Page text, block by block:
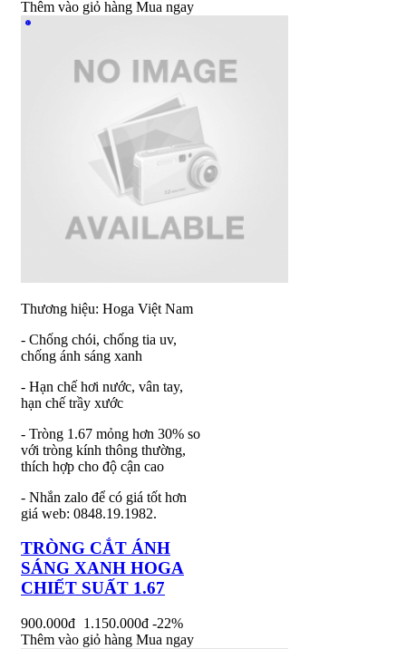
Thêm vào giỏ hàng Mua ngay
Thương hiệu: Hoga Việt Nam
- Chống chói, chống tia uv,
chống ánh sáng xanh
- Hạn chế hơi nước, vân tay,
hạn chế trầy xước
- Tròng 1.67 mỏng hơn 30% so
với tròng kính thông thường,
thích hợp cho độ cận cao
- Nhắn zalo để có giá tốt hơn
giá web: 0848.19.1982.
TRÒNG CẮT ÁNH
SÁNG XANH HOGA
CHIẾT SUẤT 1.67
900.000đ 1.150.000đ -22%
Thêm vào giỏ hàng Mua ngay